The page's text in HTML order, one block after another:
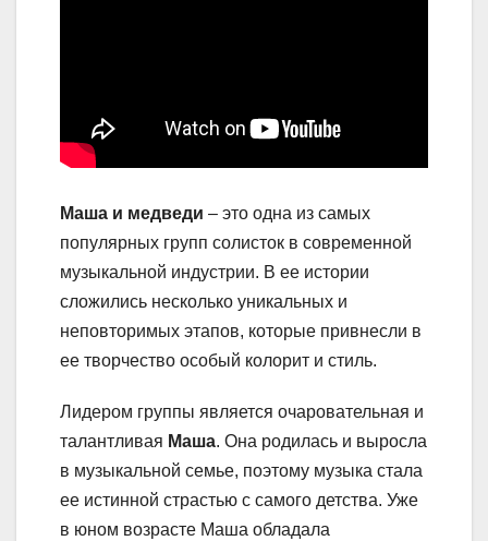
Маша и медведи – это одна из самых
популярных групп солисток в современной
музыкальной индустрии. В ее истории
сложились несколько уникальных и
неповторимых этапов, которые привнесли в
ее творчество особый колорит и стиль.
Лидером группы является очаровательная и
талантливая Маша. Она родилась и выросла
в музыкальной семье, поэтому музыка стала
ее истинной страстью с самого детства. Уже
в юном возрасте Маша обладала